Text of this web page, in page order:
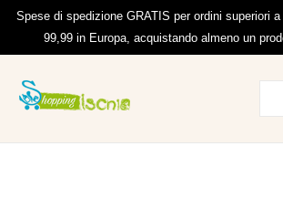
Spese di spedizione GRATIS per ordini superiori
99,99 in Europa, acquistando almeno un